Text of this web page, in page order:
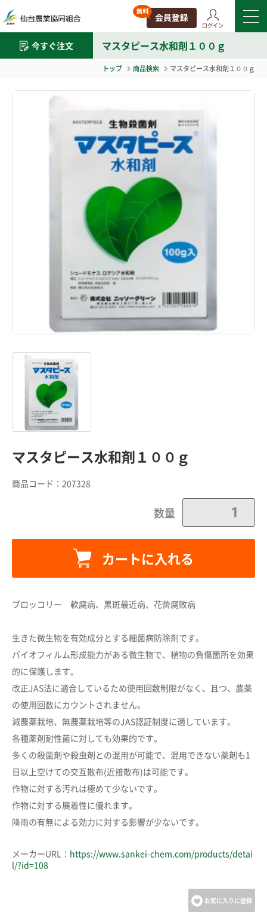
ログイン
今すぐ注文 マスタピース水和剤１００ｇ
トップ 商品検索 マスタピース水和剤１００ｇ
マスタピース水和剤１００ｇ
商品コード： 207328
数量
カートに入れる
カートに追加しました。
お買い物を続ける
カートへ進む
ブロッコリー 軟腐病、黒斑最近病、花蕾腐敗病
生きた微生物を有効成分とする細菌病防除剤です。
バイオフィルム形成能力がある微生物で、植物の負傷箇所を効果
的に保護します。
改正JAS法に適合しているため使用回数制限がなく、且つ、農薬
の使用回数にカウン卜されません。
減農薬栽培、無農薬栽培等のJAS認証制度に適しています。
各種薬剤耐性菌に対しても効果的です。
多くの殺菌剤や殺虫剤との混用が可能で、混用できない薬剤も1
日以上空けての交互散布(近接散布)は可能です。
作物に対する汚れは極めて少ないです。
作物に対する展着性に優れます。
降雨の有無による効力に対する影響が少ないです。
メーカーURL： https://www.sankei-chem.com/products/detai
l/?id=108
お気に入りに登録